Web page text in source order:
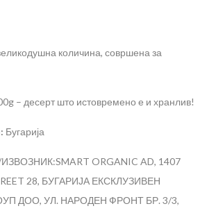
количина, совршена за
– десерт што истовремено е и хранлив!
Бугарија
ORGANIC AD, 1407
28, БУГАРИЈА ЕКСКЛУЗИВЕН
ДОО, УЛ. НАРОДЕН ФРОНТ БР. 3/3,